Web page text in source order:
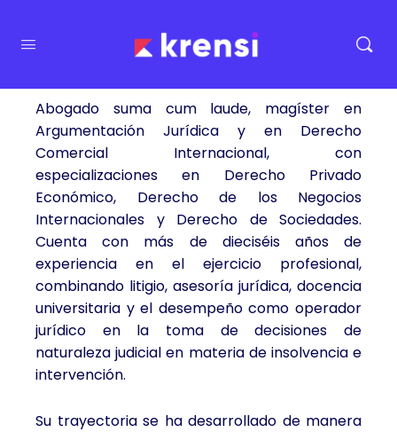
Abogado suma cum laude, magíster en
Argumentación Jurídica y en Derecho
Comercial Internacional, con
especializaciones en Derecho Privado
Económico, Derecho de los Negocios
Internacionales y Derecho de Sociedades.
Cuenta con más de dieciséis años de
experiencia en el ejercicio profesional,
combinando litigio, asesoría jurídica, docencia
universitaria y el desempeño como operador
jurídico en la toma de decisiones de
naturaleza judicial en materia de insolvencia e
intervención.
Su trayectoria se ha desarrollado de manera